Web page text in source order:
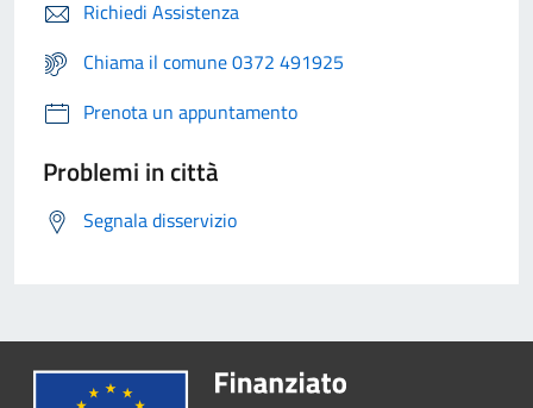
Richiedi Assistenza
Chiama il comune 0372 491925
Prenota un appuntamento
Problemi in città
Segnala disservizio